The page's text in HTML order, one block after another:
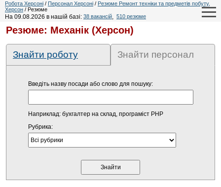
Робота Херсоні / Персонал Херсоні / Резюме Ремонт техніки та предметів побуту,
Херсон / Резюме
На 09.08.2026 в нашій базі: 38 вакансій, 510 резюме
Резюме: Механік (Херсон)
Знайти роботу Знайти персонал
Введіть назву посади або слово для пошуку:
Наприклад: бухгалтер на склад, програміст PHP
Рубрика: